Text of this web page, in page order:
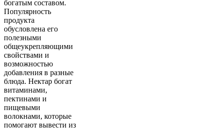
богатым составом.
Популярность
продукта
обусловлена его
полезными
общеукрепляющими
свойствами и
возможностью
добавления в разные
блюда. Нектар богат
витаминами,
пектинами и
пищевыми
волокнами, которые
помогают вывести из